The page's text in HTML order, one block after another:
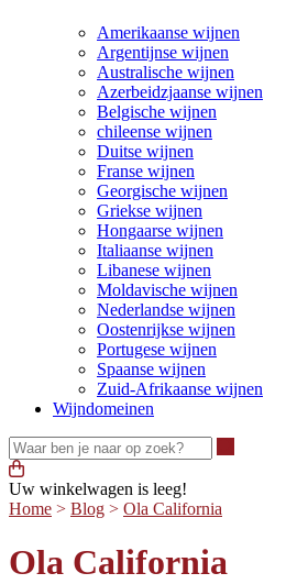
Amerikaanse wijnen
Argentijnse wijnen
Australische wijnen
Azerbeidzjaanse wijnen
Belgische wijnen
chileense wijnen
Duitse wijnen
Franse wijnen
Georgische wijnen
Griekse wijnen
Hongaarse wijnen
Italiaanse wijnen
Libanese wijnen
Moldavische wijnen
Nederlandse wijnen
Oostenrijkse wijnen
Portugese wijnen
Spaanse wijnen
Zuid-Afrikaanse wijnen
Wijndomeinen
Uw winkelwagen is leeg!
Home > Blog > Ola California
Ola California